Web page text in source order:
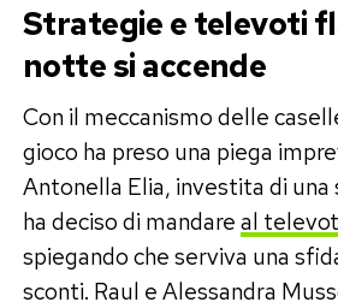
Strategie e televoti
notte si accende
Con il meccanismo delle
gioco ha preso una piega
Antonella Elia, investita di
ha deciso di mandareal
spiegando che serviva una
sconti. Raul e Alessandra